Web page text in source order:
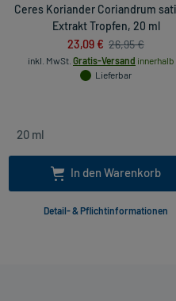
Ceres Koriander Coriandrum
Extrakt Tropfen, 20 ml
23,09 € 26,95 €
inkl. MwSt. Gratis-Versand innerhalb
Lieferbar
In den Warenkorb
Detail- & Pflichtinformationen